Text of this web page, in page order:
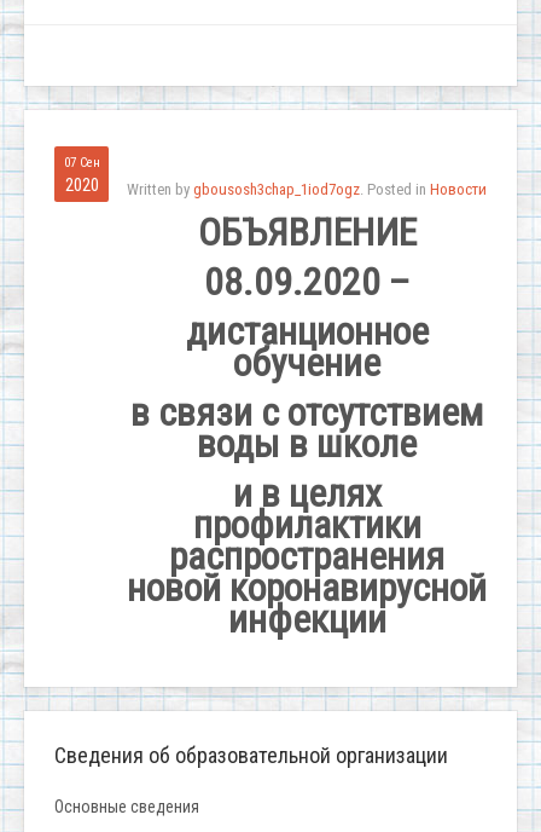
07 Сен
2020 Written by gbousosh3chap_1iod7ogz. Posted in Новости
ОБЪЯВЛЕНИЕ
08.09.2020 –
дистанционное
обучение
в связи с отсутствием
воды в школе
и в целях
профилактики
распространения
новой коронавирусной
инфекции
Сведения об образовательной организации
Основные сведения